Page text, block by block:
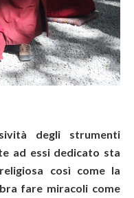
degli strumenti
ad essi dedicato sta
così come la
fare miracoli come